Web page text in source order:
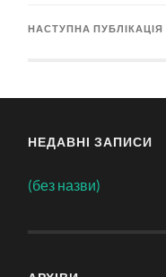
НАСТУПНА ПУБЛІКАЦІЯ
НЕДАВНІ ЗАПИСИ
(без назви)